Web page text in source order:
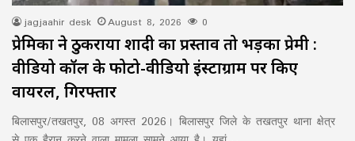
jagjaahir desk August 8, 2026 0
प्रेमिका ने ठुकराया शादी का प्रस्ताव तो भड़का प्रेमी :
वीडियो कॉल के फोटो-वीडियो इंस्टाग्राम पर किए
वायरल, गिरफ्तार
बिलासपुर/तखतपुर, 08 अगस्त 2026। बिलासपुर जिले के तखतपुर थाना क्षेत्र